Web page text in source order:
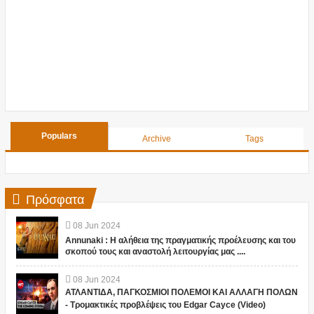
Populars Archive Tags
Πρόσφατα
08 Jun 2024
Annunaki : Η αλήθεια της πραγματικής προέλευσης και του
σκοπού τους και αναστολή λειτουργίας μας ....
08 Jun 2024
ΑΤΛΑΝΤΙΔΑ, ΠΑΓΚΟΣΜΙΟΙ ΠΟΛΕΜΟΙ ΚΑΙ ΑΛΛΑΓΗ ΠΟΛΩΝ
- Τρομακτικές προβλέψεις του Edgar Cayce (Video)